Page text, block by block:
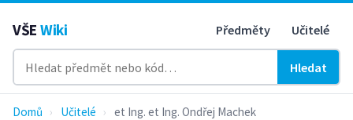
VŠE Wiki Předměty Učitelé
Hledat
Domů › Učitelé › et Ing. et Ing. Ondřej Machek